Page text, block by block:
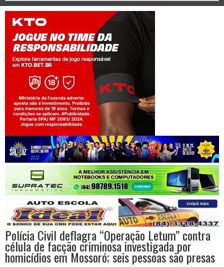
Jogue com responsabilidade. 18+
Polícia Civil deflagra “Operação Letum” contra
célula de facção criminosa investigada por
homicídios em Mossoró; seis pessoas são presas